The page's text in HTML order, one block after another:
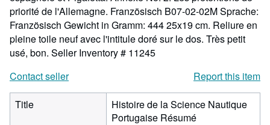
priorité de l'Allemagne. Französisch B07-02-02M Sprache:
Französisch Gewicht in Gramm: 444 25x19 cm. Reliure en
pleine toile neuf avec l'intitule doré sur le dos. Très petit
usé, bon. Seller Inventory # 11245
Contact seller
Report this item
Title
Histoire de la Science Nautique
Portugaise Résumé